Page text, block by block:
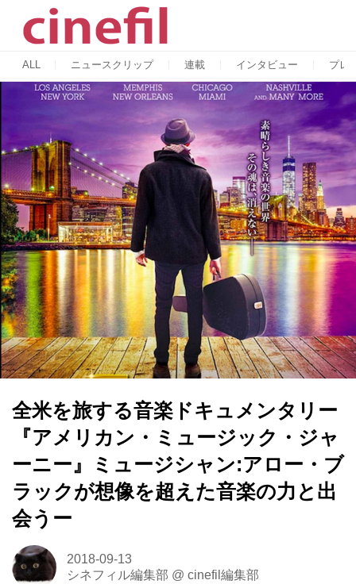
ALL ニュースクリップ 連載 インタビュー プレ
全米を旅する音楽ドキュメンタリー
『アメリカン・ミュージック・ジャ
ーニー』ミュージシャン:アロー・ブ
ラックが想像を超えた音楽の力と出
会うー
2018-09-13
シネフィル編集部 @ cinefil編集部